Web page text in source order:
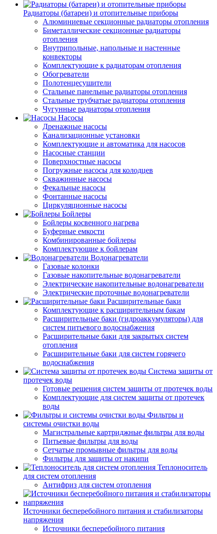
Радиаторы (батареи) и отопительные приборы
Алюминиевые секционные радиаторы отопления
Биметаллические секционные радиаторы
отопления
Внутрипольные, напольные и настенные
конвекторы
Комплектующие к радиаторам отопления
Обогреватели
Полотенцесушители
Стальные панельные радиаторы отопления
Стальные трубчатые радиаторы отопления
Чугунные радиаторы отопления
Насосы
Дренажные насосы
Канализационные установки
Комплектующие и автоматика для насосов
Насосные станции
Поверхностные насосы
Погружные насосы для колодцев
Скважинные насосы
Фекальные насосы
Фонтанные насосы
Циркуляционные насосы
Бойлеры
Бойлеры косвенного нагрева
Буферные емкости
Комбинированные бойлеры
Комплектующие к бойлерам
Водонагреватели
Газовые колонки
Газовые накопительные водонагреватели
Электрические накопительные водонагреватели
Электрические проточные водонагреватели
Расширительные баки
Комплектующие к расширительным бакам
Расширительные баки (гидроаккумуляторы) для
систем питьевого водоснабжения
Расширительные баки для закрытых систем
отопления
Расширительные баки для систем горячего
водоснабжения
Система защиты от
протечек воды
Готовые решения систем защиты от протечек воды
Комплектующие для систем защиты от протечек
воды
Фильтры и
системы очистки воды
Магистральные картриджные фильтры для воды
Питьевые фильтры для воды
Сетчатые промывные фильтры для воды
Фильтры для защиты от накипи
Теплоноситель
для систем отопления
Антифриз для систем отопления
Источники бесперебойного питания и стабилизаторы
напряжения
Источники бесперебойного питания